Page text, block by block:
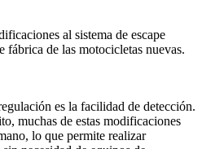
al sistema de escape
fábrica de las motocicletas nuevas.
es la facilidad de detección.
muchas de estas modificaciones
lo que permite realizar